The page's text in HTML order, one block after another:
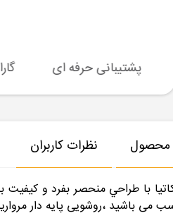
پشتیبانی حرفه ای
نظرات کاربران
کاتیا با طراحي منحصر بفرد و
می باشید ،روشویی پایه دار